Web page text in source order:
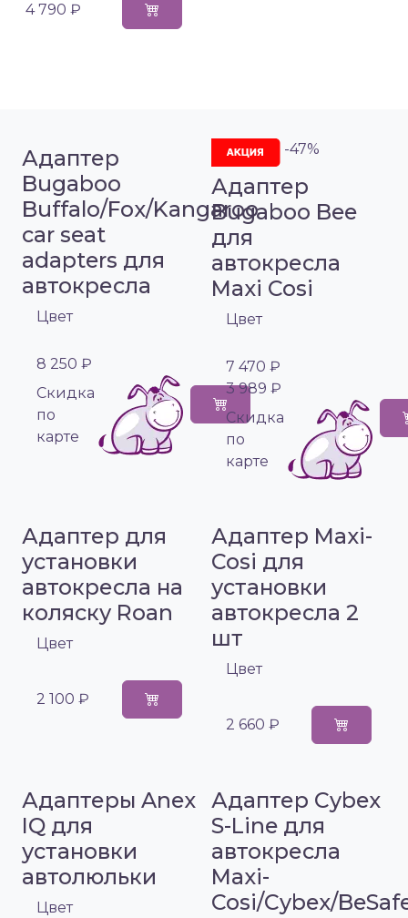
4 790 ₽
Адаптер
Bugaboo
Buffalo/Fox/Kangaroo
car seat
adapters для
автокресла
Цвет
8 250 ₽
Cкидка
по
карте
-47%
Адаптер
Bugaboo Bee
для
автокресла
Maxi Cosi
Цвет
7 470 ₽
3 989 ₽
Cкидка
по
карте
Адаптер для
установки
автокресла на
коляску Roan
Цвет
2 100 ₽
Адаптер Maxi-
Cosi для
установки
автокресла 2
шт
Цвет
2 660 ₽
Адаптеры Anex
IQ для
установки
автолюльки
Цвет
Адаптер Cybex
S-Line для
автокресла
Maxi-
Cosi/Cybex/